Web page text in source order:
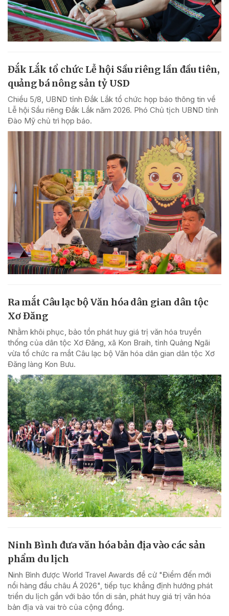
Đắk Lắk tổ chức Lễ hội Sầu riêng lần đầu tiên,
quảng bá nông sản tỷ USD
Chiều 5/8, UBND tỉnh Đắk Lắk tổ chức họp báo thông tin về
Lễ hội Sầu riêng Đắk Lắk năm 2026. Phó Chủ tịch UBND tỉnh
Đào Mỹ chủ trì họp báo.
Ra mắt Câu lạc bộ Văn hóa dân gian dân tộc
Xơ Đăng
Nhằm khôi phục, bảo tồn phát huy giá trị văn hóa truyền
thống của dân tộc Xơ Đăng, xã Kon Braih, tỉnh Quảng Ngãi
vừa tổ chức ra mắt Câu lạc bộ Văn hóa dân gian dân tộc Xơ
Đăng làng Kon Bưu.
Ninh Bình đưa văn hóa bản địa vào các sản
phẩm du lịch
Ninh Bình được World Travel Awards đề cử "Điểm đến mới
nổi hàng đầu châu Á 2026", tiếp tục khẳng định hướng phát
triển du lịch gắn với bảo tồn di sản, phát huy giá trị văn hóa
bản địa và vai trò của cộng đồng.